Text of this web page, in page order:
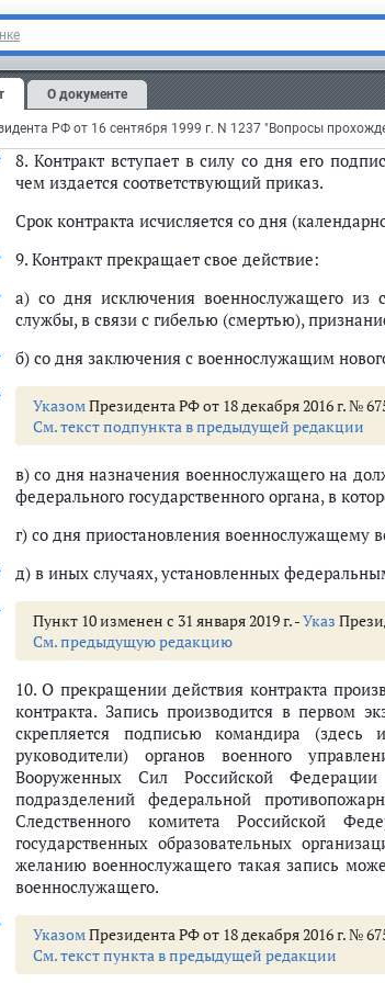
(ст.ст. 4 - 10)
граждан, лиц без гражданства) на военную
граждан (иностранных граждан, лиц без
достигшими предельного возраста пребывания на
исполнения обязанностей по воинской
военной службы (ст.ст. 15 - 19)
звании (ст.ст. 20 - 25)
(ст. ст. 26 - 27)
О документе
заключившего контракт, а второй экземпляр
71. При заключении контрактов с
этим гражданам разъясняются порядок
бюджета, затраченных на их военную или
исходя из которых определяется размер
8. Контракт вступает в силу со дня его
чем издается соответствующий приказ.
Срок контракта исчисляется со дня
9. Контракт прекращает свое действие:
а) со дня исключения военнослужащего из
службы, в связи с гибелью (смертью),
б) со дня заключения с военнослужащим
УказомПрезидента РФ от 18 декабря 2016 г. №
См. текст подпункта в предыдущей редакции
в) со дня назначения военнослужащего на
федерального государственного органа, в
г) со дня приостановления военнослужащему
д) в иных случаях, установленных
Пункт 10 изменен с 31 января 2019 г. -Указ
См. предыдущую редакцию
10. О прекращении действия контракта
контракта. Запись производится в первом
скрепляется подписью командира
руководители) органов военного
Вооруженных Сил Российской
подразделений федеральной
Следственного комитета Российской
государственных образовательных
желанию военнослужащего такая запись
военнослужащего.
УказомПрезидента РФ от 18 декабря 2016 г. №
См. текст пункта в предыдущей редакции